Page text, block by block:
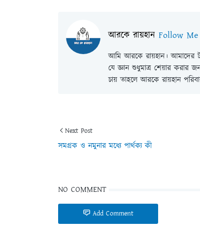
আরকে রায়হান Follow Me
আমি আরকে রায়হান। আমাদের
যে জ্ঞান শুধুমাত্র শেয়ার করার
চায় তাহলে আরকে রায়হান
Next Post
সমগ্রক ও নমুনার মধ্যে পার্থক্য কী
NO COMMENT
Add Comment